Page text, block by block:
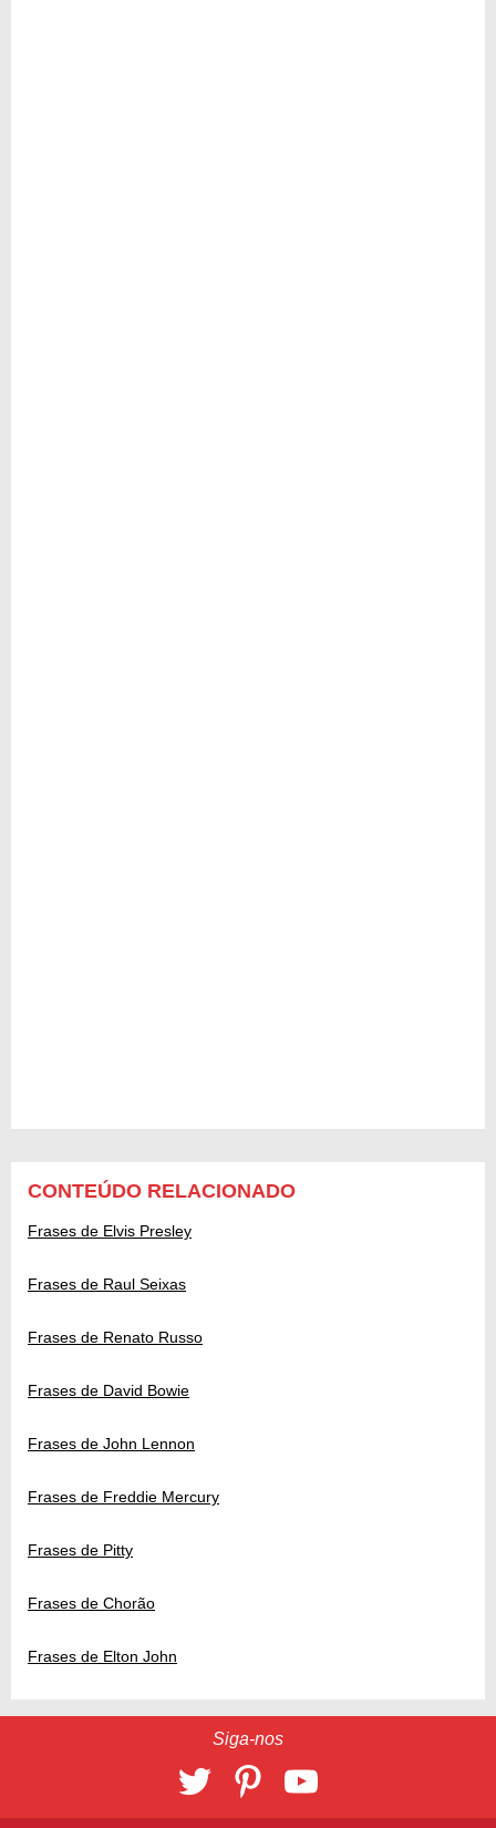
CONTEÚDO RELACIONADO
Frases de Elvis Presley
Frases de Raul Seixas
Frases de Renato Russo
Frases de David Bowie
Frases de John Lennon
Frases de Freddie Mercury
Frases de Pitty
Frases de Chorão
Frases de Elton John
Siga-nos